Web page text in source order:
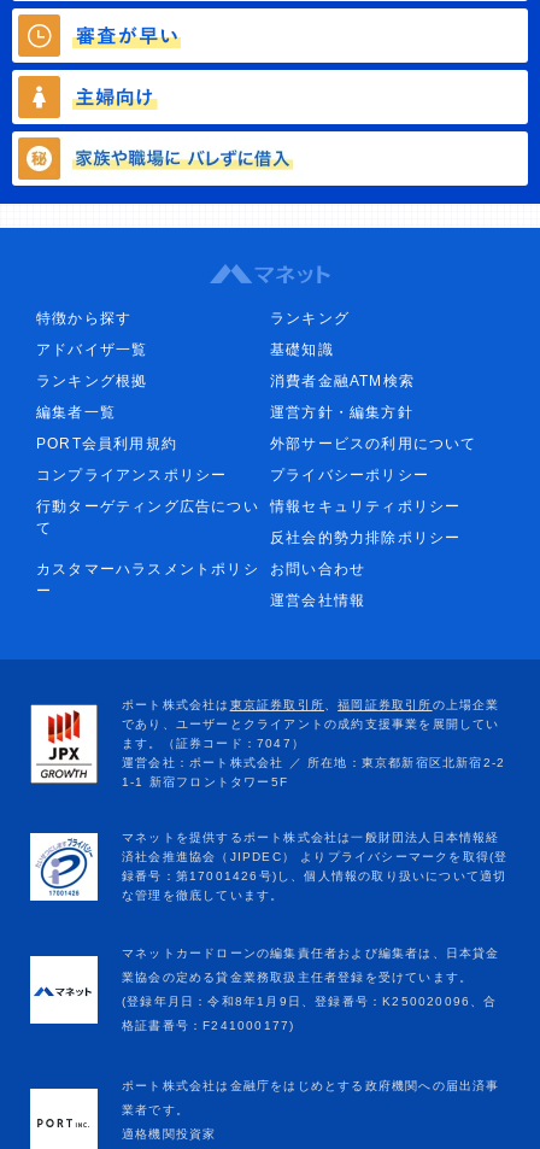
特徴から探す
ランキング
アドバイザ一覧
基礎知識
ランキング根拠
消費者金融ATM検索
編集者一覧
運営方針・編集方針
PORT会員利用規約
外部サービスの利用について
コンプライアンスポリシー
プライバシーポリシー
行動ターゲティング広告につい
て
情報セキュリティポリシー
反社会的勢力排除ポリシー
カスタマーハラスメントポリシ
ー
お問い合わせ
運営会社情報
マネットカードローンの編集責任者および編集者は、日本貸金
業協会の定める貸金業務取扱主任者登録を受けています。
(登録年月日：令和8年1月9日、登録番号：K250020096、合
格証書番号：F241000177)
ポート株式会社は金融庁をはじめとする政府機関への届出済事
業者です。
適格機関投資家